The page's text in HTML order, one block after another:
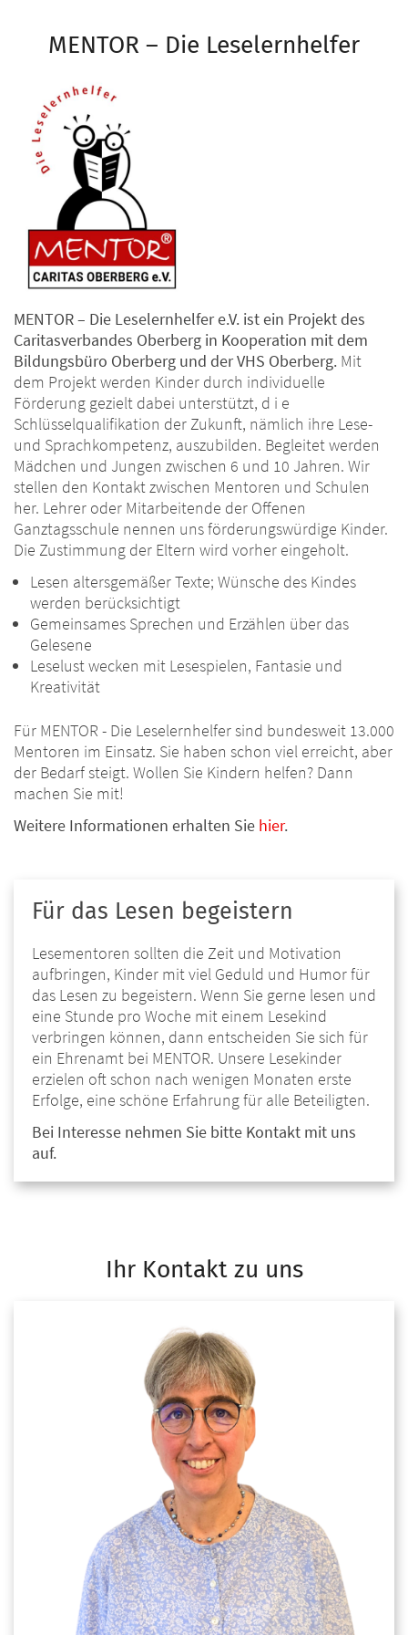
MENTOR – Die Leselernhelfer
MENTOR – Die Leselernhelfer e.V. ist ein Projekt des
Caritasverbandes Oberberg in Kooperation mit dem
Bildungsbüro Oberberg und der VHS Oberberg. Mit
dem Projekt werden Kinder durch individuelle
Förderung gezielt dabei unterstützt, d i e
Schlüsselqualifikation der Zukunft, nämlich ihre Lese-
und Sprachkompetenz, auszubilden. Begleitet werden
Mädchen und Jungen zwischen 6 und 10 Jahren. Wir
stellen den Kontakt zwischen Mentoren und Schulen
her. Lehrer oder Mitarbeitende der Offenen
Ganztagsschule nennen uns förderungswürdige Kinder.
Die Zustimmung der Eltern wird vorher eingeholt.
Lesen altersgemäßer Texte; Wünsche des Kindes
werden berücksichtigt
Gemeinsames Sprechen und Erzählen über das
Gelesene
Leselust wecken mit Lesespielen, Fantasie und
Kreativität
Für MENTOR - Die Leselernhelfer sind bundesweit 13.000
Mentoren im Einsatz. Sie haben schon viel erreicht, aber
der Bedarf steigt. Wollen Sie Kindern helfen? Dann
machen Sie mit!
Weitere Informationen erhalten Sie hier.
Für das Lesen begeistern
Lesementoren sollten die Zeit und Motivation
aufbringen, Kinder mit viel Geduld und Humor für
das Lesen zu begeistern. Wenn Sie gerne lesen und
eine Stunde pro Woche mit einem Lesekind
verbringen können, dann entscheiden Sie sich für
ein Ehrenamt bei MENTOR. Unsere Lesekinder
erzielen oft schon nach wenigen Monaten erste
Erfolge, eine schöne Erfahrung für alle Beteiligten.
Bei Interesse nehmen Sie bitte Kontakt mit uns
auf.
Ihr Kontakt zu uns